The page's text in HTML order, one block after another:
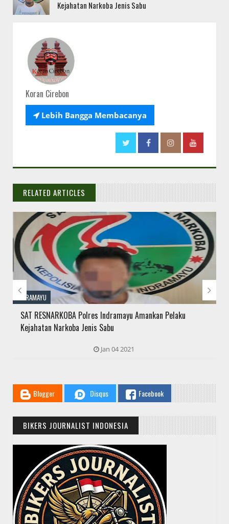
Kejahatan Narkoba Jenis Sabu
Koran Cirebon
Lebih Bangga Membacanya
RELATED ARTICLES
// THATS WHAT YOU MIGHT BE LOOKING FOR
INDRAMAYU
SAT RESNARKOBA Polres Indramayu Amankan Pelaku
Kejahatan Narkoba Jenis Sabu
Jan 04 2021
 
Blogger Disqus Facebook
BIKERS JOURNALIST INDONESIA